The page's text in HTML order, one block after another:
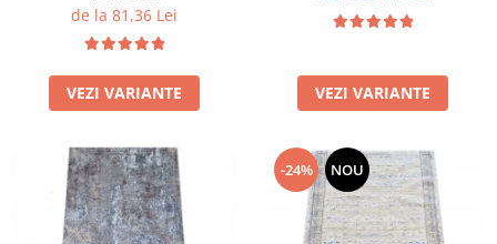
de la 81,36 Lei
VEZI VARIANTE VEZI VARIANTE
-24% NOU